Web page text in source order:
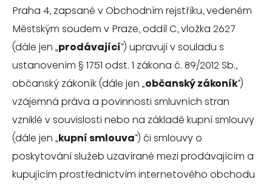
Praha 4, zapsané v Obchodním rejstříku, vedeném
Městským soudem v Praze, oddíl C, vložka 2627
(dále jen „prodávající“) upravují v souladu s
ustanovením § 1751 odst. 1 zákona č. 89/2012 Sb.,
občanský zákoník (dále jen „občanskýzákoník“)
vzájemná práva a povinnosti smluvních stran
vzniklé v souvislosti nebo na základě kupní smlouvy
(dále jen „kupní smlouva“) či smlouvy o
poskytování služeb uzavírané mezi prodávajícím a
kupujícím prostřednictvím internetového obchodu